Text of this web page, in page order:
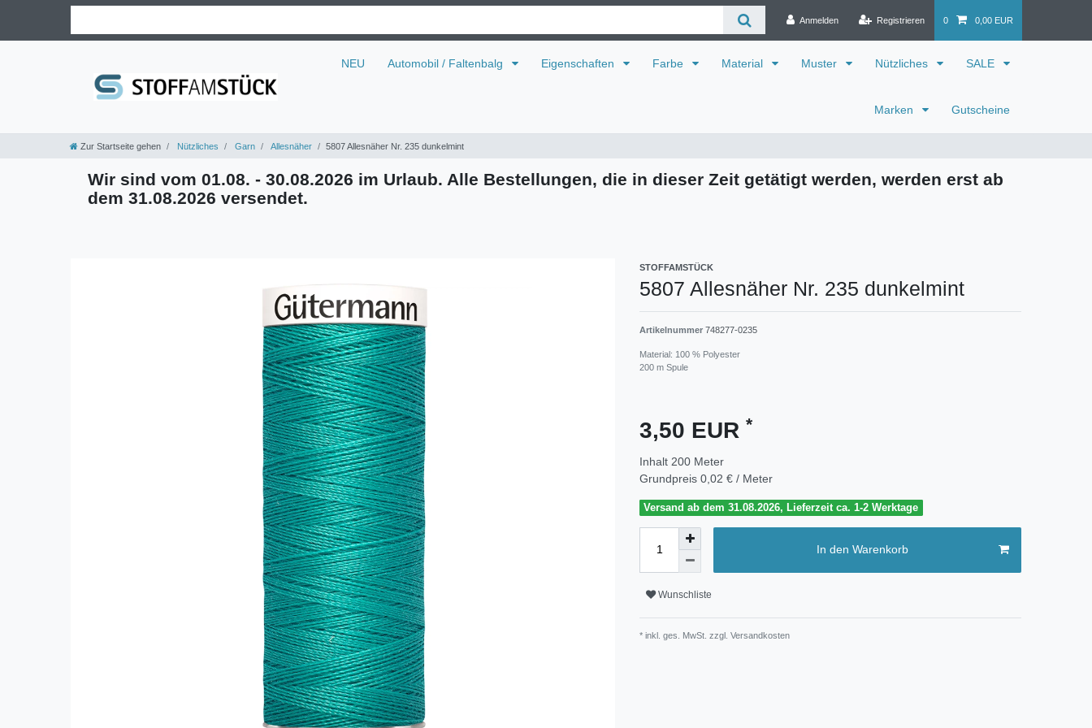
Anmelden Registrieren 0 0,00 EUR
NEU Automobil / Faltenbalg Eigenschaften Farbe Material Muster Nützliches SALE
Marken Gutscheine
Zur Startseite gehen Nützliches Garn Allesnäher 5807 Allesnäher Nr. 235 dunkelmint
Wir sind vom 01.08. - 30.08.2026 im Urlaub. Alle Bestellungen, die in dieser Zeit getätigt werden, werden erst ab
dem 31.08.2026 versendet.
STOFFAMSTÜCK
5807 Allesnäher Nr. 235 dunkelmint
Artikelnummer 748277-0235
Material: 100 % Polyester
200 m Spule
3,50 EUR *
Inhalt 200 Meter
Grundpreis 0,02 € / Meter
Versand ab dem 31.08.2026, Lieferzeit ca. 1-2 Werktage
In den Warenkorb
Wunschliste
* inkl. ges. MwSt. zzgl. Versandkosten